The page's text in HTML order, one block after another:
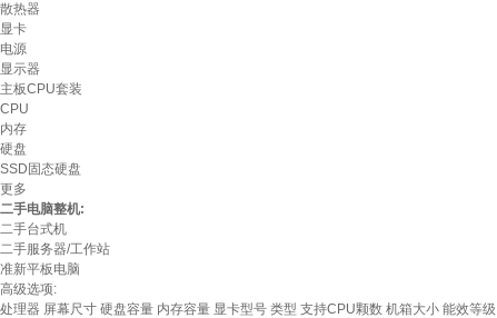
散热器
显卡
电源
显示器
主板CPU套装
CPU
内存
硬盘
SSD固态硬盘
更多
二手电脑整机:
二手台式机
二手服务器/工作站
准新平板电脑
高级选项:
处理器 屏幕尺寸 硬盘容量 内存容量 显卡型号 类型 支持CPU颗数 机箱大小 能效等级